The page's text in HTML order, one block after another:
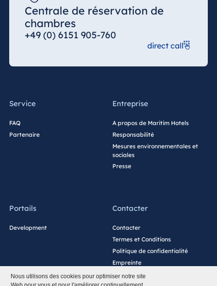
Nous utilisons des cookies pour optimiser notre site
Malte
Antonine Hotel & Spa Malta
Centrale de réservation de
chambres
+49 (0) 6151 905-760
direct call
Service
FAQ
Partenaire
Entreprise
A propos de Maritim Hotels
Responsabilité
Mesures environnementales et
sociales
Presse
Portails
Development
Contacter
Contacter
Termes et Conditions
Politique de confidentialité
Empreinte
Paramètres des cookies